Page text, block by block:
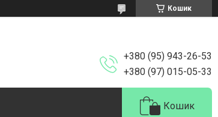
Кошик
+380 (95) 943-26-53
+380 (97) 015-05-33
Кошик